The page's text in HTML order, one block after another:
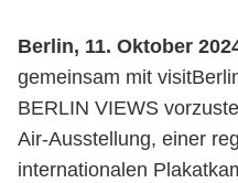
Berlin, 11. Oktober
gemeinsam mit
BERLIN VIEWS
Air-Ausstellung, einer
internationalen